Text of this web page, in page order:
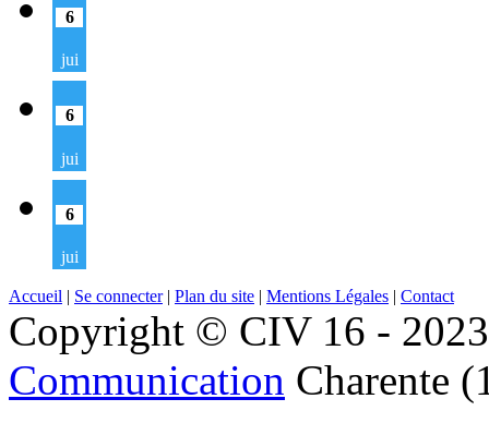
6
jui
6
jui
6
jui
Accueil | Se connecter| Plan du site | Mentions Légales | Contact
Copyright © CIV 16 -
Communication Charente